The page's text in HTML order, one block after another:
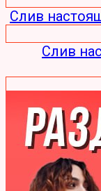
Слив
Слив
Слив